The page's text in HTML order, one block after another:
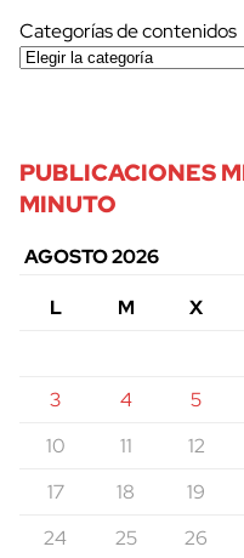
Categorías de contenidos
PUBLICACIONES
MINUTO
AGOSTO 2026
L
M X
3
4 5
10
11 12
17
18 19
24
25 26